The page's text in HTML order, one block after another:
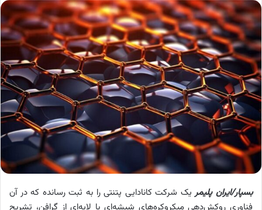
بسپار/ایران پلیمر یک شرکت کانادایی پتنتی را به ثبت رسانده که در آن